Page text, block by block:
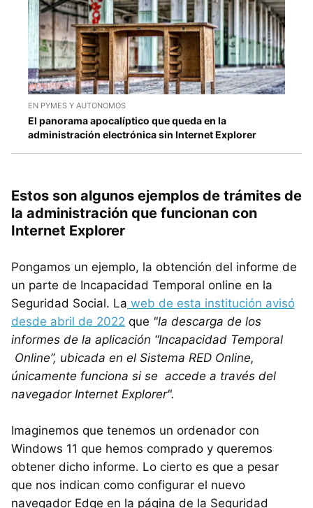
EN PYMES Y AUTONOMOS
El panorama apocalíptico que queda en la
administración electrónica sin Internet Explorer
Estos son algunos ejemplos de trámites de
la administración que funcionan con
Internet Explorer
Pongamos un ejemplo, la obtención del informe de
un parte de Incapacidad Temporal online en la
Seguridad Social. La web de esta institución avisó
desde abril de 2022 que "la descarga de los
informes de la aplicación “Incapacidad Temporal
Online”, ubicada en el Sistema RED Online,
únicamente funciona si se accede a través del
navegador Internet Explorer".
Imaginemos que tenemos un ordenador con
Windows 11 que hemos comprado y queremos
obtener dicho informe. Lo cierto es que a pesar
que nos indican como configurar el nuevo
navegador Edge en la página de la Seguridad